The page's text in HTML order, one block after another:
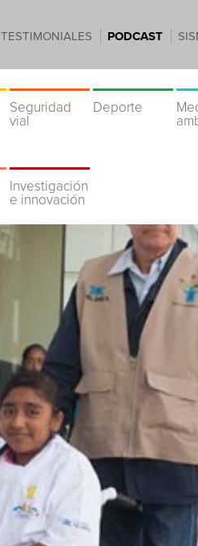
TESTIMONIALES PODCAST
Seguridad
vial
Deporte
Investigación
e innovación